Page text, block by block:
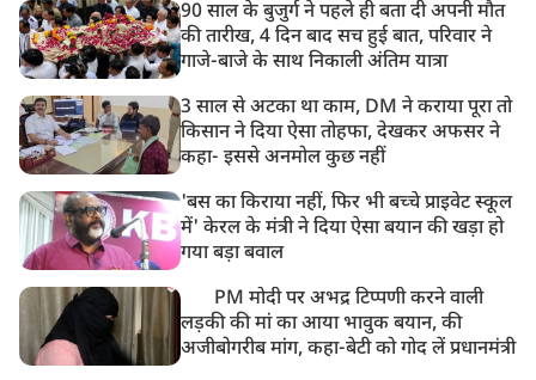
10:21 AM
हिमाचल के चंबा में बड़ा सड़क हादसा, 7 यात्रियों की मौत; 11
घायल
90 साल के बुजुर्ग ने पहले ही बता दी अपनी मौत
की तारीख, 4 दिन बाद सच हुई बात, परिवार ने
गाजे-बाजे के साथ निकाली अंतिम यात्रा
3 साल से अटका था काम, DM ने कराया पूरा तो
किसान ने दिया ऐसा तोहफा, देखकर अफसर ने
कहा- इससे अनमोल कुछ नहीं
'बस का किराया नहीं, फिर भी बच्चे प्राइवेट स्कूल
में' केरल के मंत्री ने दिया ऐसा बयान की खड़ा हो
गया बड़ा बवाल
PM मोदी पर अभद्र टिप्पणी करने वाली
लड़की की मां का आया भावुक बयान, की
अजीबोगरीब मांग, कहा-बेटी को गोद लें प्रधानमंत्री